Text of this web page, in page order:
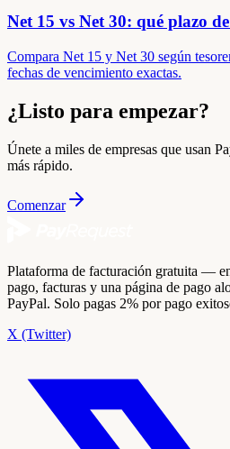
Net 15 vs Net 30: qué plazo
Compara Net 15 y Net 30 según
fechas de vencimiento exactas.
¿Listo para empezar?
Únete a miles de empresas que usan
más rápido.
Comenzar
Plataforma de facturación gratuita —
pago, facturas y una página de pago
PayPal. Solo pagas 2% por pago
X (Twitter)